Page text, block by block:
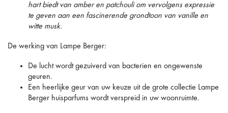
hart biedt van amber en patchouli om vervolgens expressie
te geven aan een fascinerende grondtoon van vanille en
witte musk.
De werking van Lampe Berger:
De lucht wordt gezuiverd van bacterien en ongewenste
geuren.
Een heerlijke geur van uw keuze uitde grote collectie Lampe
Berger huisparfums wordt verspreid in uw woonruimte.